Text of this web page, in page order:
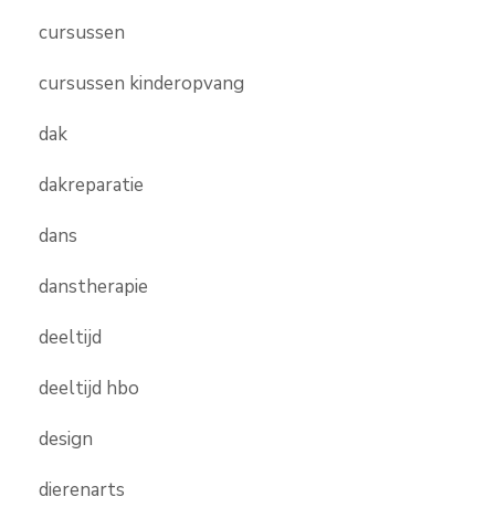
cursussen
cursussen kinderopvang
dak
dakreparatie
dans
danstherapie
deeltijd
deeltijd hbo
design
dierenarts